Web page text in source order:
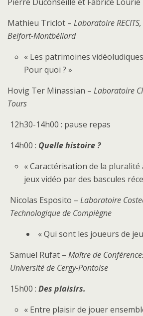
Mathieu Triclot – Laboratoire
Belfort-Montbéliard
« Les patrimoines
Pour quoi ? »
Hovig Ter Minassian – Laboratoire
Tours
12h30-14h00 : pause repas
14h00 : Quelle histoire ?
« Caractérisation de la pluralité
jeux vidéo par des bascules
Nicolas Esposito – Laboratoire
Technologique de Compiègne
« Qui sont les joueurs de
Samuel Rufat – Maître de
Université de Cergy-Pontoise
15h00 : Des plaisirs.
« Entre plaisir de jouer